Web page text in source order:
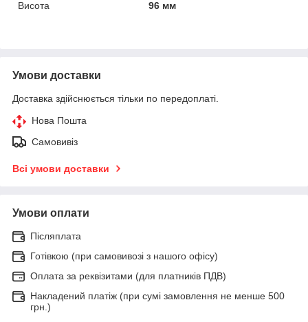
Висота
96 мм
Умови доставки
Доставка здійснюється тільки по передоплаті.
Нова Пошта
Самовивіз
Всі умови доставки
Умови оплати
Післяплата
Готівкою (при самовивозі з нашого офісу)
Оплата за реквізитами (для платників ПДВ)
Накладений платіж (при сумі замовлення не менше 500
грн.)